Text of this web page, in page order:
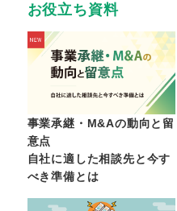
お役立ち資料
事業承継・M&Aの動向と留
意点
自社に適した相談先と今す
べき準備とは